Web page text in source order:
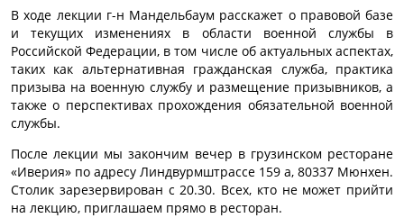
В ходе лекции г-н Мандельбаум расскажет о правовой базе
и текущих изменениях в области военной службы в
Российской Федерации, в том числе об актуальных аспектах,
таких как альтернативная гражданская служба, практика
призыва на военную службу и размещение призывников, а
также о перспективах прохождения обязательной военной
службы.
После лекции мы закончим вечер в грузинском ресторане
«Иверия» по адресу Линдвурмштрассе 159 a, 80337 Мюнхен.
Столик зарезервирован с 20.30. Всех, кто не может прийти
на лекцию, приглашаем прямо в ресторан.